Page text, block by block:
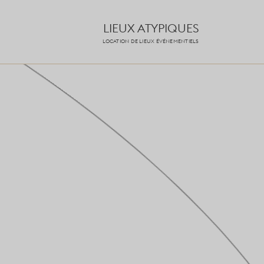
LIEUX ATYPIQUES
LOCATION DE LIEUX ÉVÉNEMENTIELS